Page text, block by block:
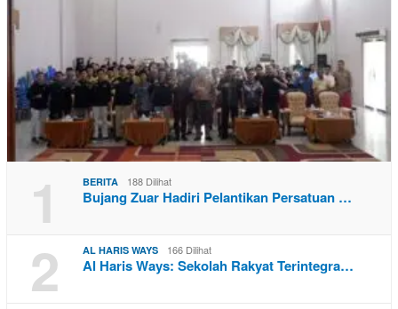
1 BERITA 188 Dilihat
Bujang Zuar Hadiri Pelantikan Persatuan …
2 AL HARIS WAYS 166 Dilihat
Al Haris Ways: Sekolah Rakyat Terintegra…